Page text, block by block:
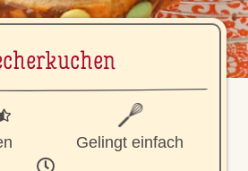
Gelingt einfach